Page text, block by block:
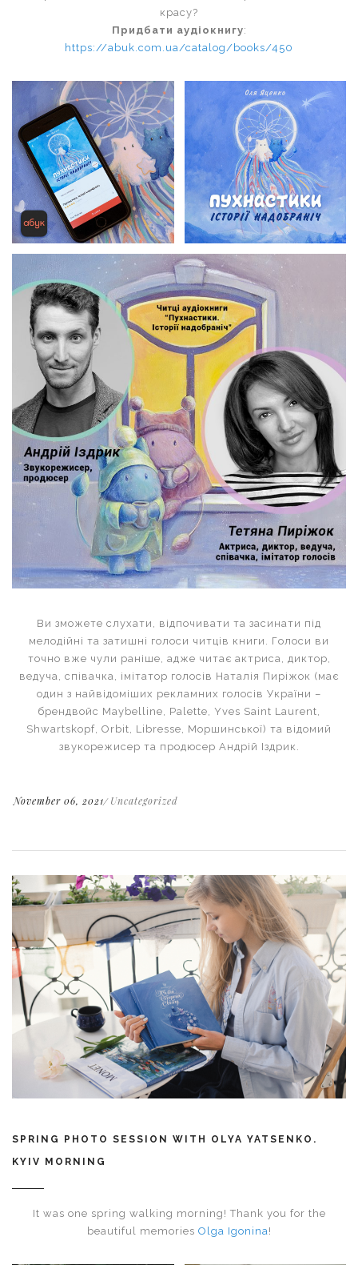
красу?
Придбати аудіокнигу:
https://abuk.com.ua/catalog/books/450
Ви зможете слухати, відпочивати та засинати під
мелодійні та затишні голоси читців книги. Голоси ви
точно вже чули раніше, адже читає актриса, диктор,
ведуча, співачка, імітатор голосів Наталія Пиріжок (має
один з найвідоміших рекламних голосів України –
брендвойс Maybеlline, Palette, Yves Saint Laurent,
Shwartskopf, Orbit, Libresse, Моршинської) та відомий
звукорежисер та продюсер Андрій Іздрик.
November 06, 2021 Uncategorized
SPRING PHOTO SESSION WITH OLYA YATSENKO.
KYIV MORNING
It was one spring walking morning! Thank you for the
beautiful memories Olga Igonina!